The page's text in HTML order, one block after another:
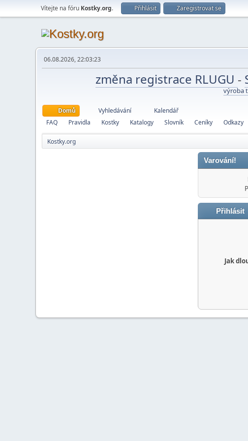
Vítejte na fóru Kostky.org. Přihlásit Zaregistrovat se
06.08.2026, 22:03:23
změna registrace RLUGU -
výroba
Domů Vyhledávání
Kalendář
FAQ
Pravidla Kostky Katalogy Slovník Ceníky Odkazy
Kostky.org
Varování!
Přihlásit
Jak